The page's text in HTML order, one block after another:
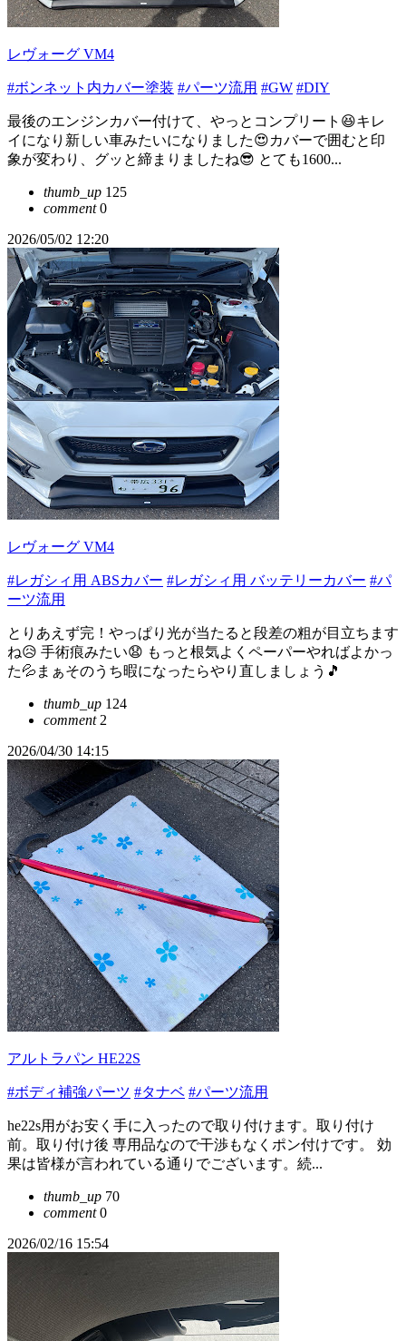
レヴォーグ VM4
#ボンネット内カバー塗装 #パーツ流用 #GW #DIY
最後のエンジンカバー付けて、やっとコンプリート😆キレ
イになり新しい車みたいになりました😍カバーで囲むと印
象が変わり、グッと締まりましたね😎 とても1600...
thumb_up 125
comment0
2026/05/02 12:20
レヴォーグ VM4
#レガシィ用 ABSカバー #レガシィ用 バッテリーカバー #パ
ーツ流用
とりあえず完！やっぱり光が当たると段差の粗が目立ちます
ね😥 手術痕みたい😧 もっと根気よくペーパーやればよかっ
た💦まぁそのうち暇になったらやり直しましょう🎵
thumb_up 124
comment2
2026/04/30 14:15
アルトラパン HE22S
#ボディ補強パーツ #タナベ #パーツ流用
he22s用がお安く手に入ったので取り付けます。取り付け
前。取り付け後 専用品なので干渉もなくポン付けです。 効
果は皆様が言われている通りでございます。続...
thumb_up 70
comment0
2026/02/16 15:54